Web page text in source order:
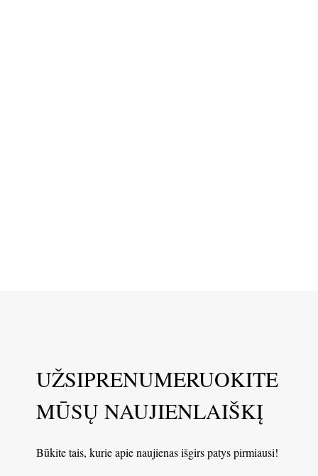
UŽSIPRENUMERUOKITE
MŪSŲ NAUJIENLAIŠKĮ
Būkite tais, kurie apie naujienas išgirs patys pirmiausi!